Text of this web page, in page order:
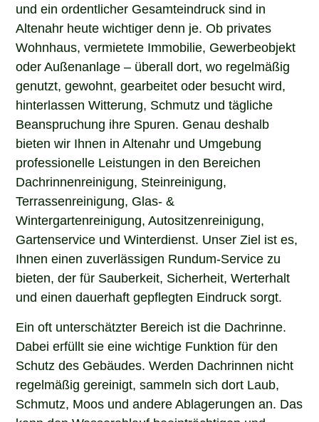
und ein ordentlicher Gesamteindruck sind in
Altenahr heute wichtiger denn je. Ob privates
Wohnhaus, vermietete Immobilie, Gewerbeobjekt
oder Außenanlage – überall dort, wo regelmäßig
genutzt, gewohnt, gearbeitet oder besucht wird,
hinterlassen Witterung, Schmutz und tägliche
Beanspruchung ihre Spuren. Genau deshalb
bieten wir Ihnen in Altenahr und Umgebung
professionelle Leistungen in den Bereichen
Dachrinnenreinigung, Steinreinigung,
Terrassenreinigung, Glas- &
Wintergartenreinigung, Autositzenreinigung,
Gartenservice und Winterdienst. Unser Ziel ist es,
Ihnen einen zuverlässigen Rundum-Service zu
bieten, der für Sauberkeit, Sicherheit, Werterhalt
und einen dauerhaft gepflegten Eindruck sorgt.
Ein oft unterschätzter Bereich ist die Dachrinne.
Dabei erfüllt sie eine wichtige Funktion für den
Schutz des Gebäudes. Werden Dachrinnen nicht
regelmäßig gereinigt, sammeln sich dort Laub,
Schmutz, Moos und andere Ablagerungen an. Das